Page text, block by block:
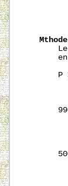
Mthode
P